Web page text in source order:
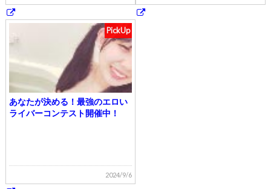
PickUp
あなたが決める！最強のエロい
ライバーコンテスト開催中！
2024/9/6